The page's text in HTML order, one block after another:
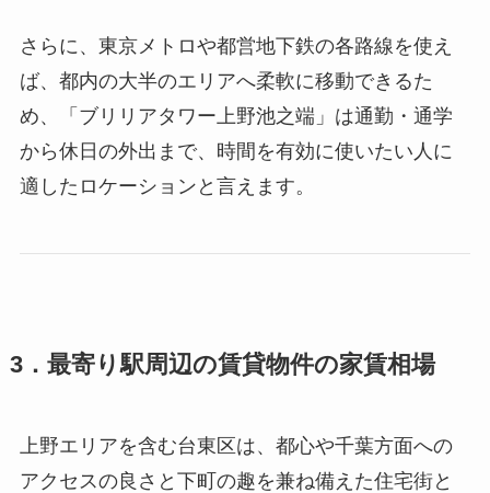
さらに、東京メトロや都営地下鉄の各路線を使え
ば、都内の大半のエリアへ柔軟に移動できるた
め、「ブリリアタワー上野池之端」は通勤・通学
から休日の外出まで、時間を有効に使いたい人に
適したロケーションと言えます。
3．最寄り駅周辺の賃貸物件の家賃相場
上野エリアを含む台東区は、都心や千葉方面への
アクセスの良さと下町の趣を兼ね備えた住宅街と